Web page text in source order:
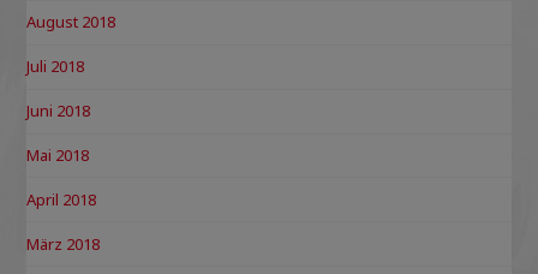
August 2018
Juli 2018
Juni 2018
Mai 2018
April 2018
März 2018